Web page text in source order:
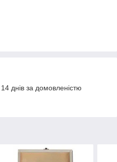
днів за домовленістю